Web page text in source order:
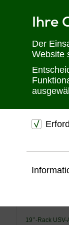
Ihre
Der
Website
Website.
Telefon:
USV Anlagen
USV Anlagen
19’’-Rack